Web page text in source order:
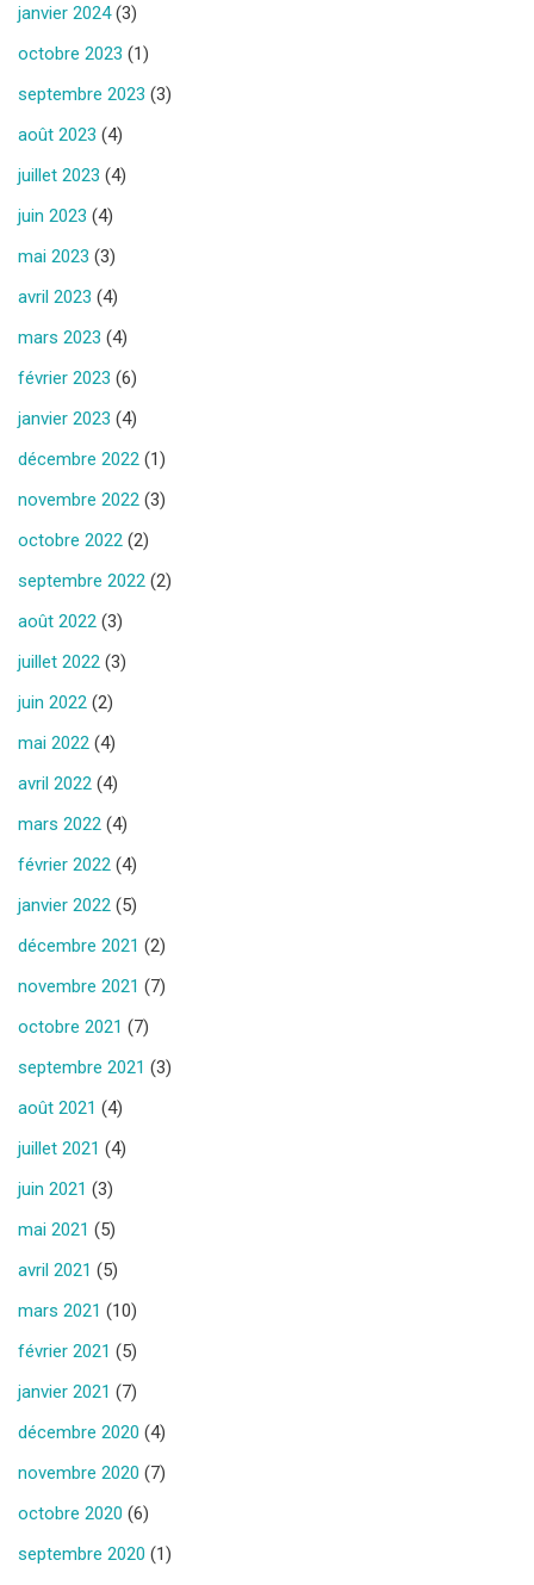
janvier 2024(3)
octobre 2023 (1)
septembre 2023 (3)
août 2023 (4)
juillet 2023 (4)
juin 2023 (4)
mai 2023 (3)
avril 2023 (4)
mars 2023 (4)
février 2023 (6)
janvier 2023 (4)
décembre 2022 (1)
novembre 2022 (3)
octobre 2022 (2)
septembre 2022 (2)
août 2022 (3)
juillet 2022 (3)
juin 2022 (2)
mai 2022 (4)
avril 2022 (4)
mars 2022 (4)
février 2022 (4)
janvier 2022 (5)
décembre 2021 (2)
novembre 2021 (7)
octobre 2021 (7)
septembre 2021 (3)
août 2021 (4)
juillet 2021 (4)
juin 2021 (3)
mai 2021 (5)
avril 2021 (5)
mars 2021 (10)
février 2021 (5)
janvier 2021 (7)
décembre 2020 (4)
novembre 2020 (7)
octobre 2020 (6)
septembre 2020 (1)